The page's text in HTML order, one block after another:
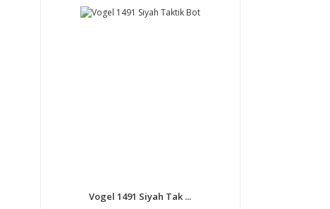
Vogel 1491 Siyah Tak ...